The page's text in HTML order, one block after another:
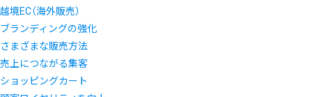
越境EC（海外販売）
ブランディングの強化
さまざまな販売方法
売上につながる集客
ショッピングカート